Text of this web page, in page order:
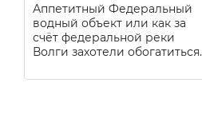
Аппетитный Федеральный
водный объект или как за
счёт федеральной реки
Волги захотели обогатиться.